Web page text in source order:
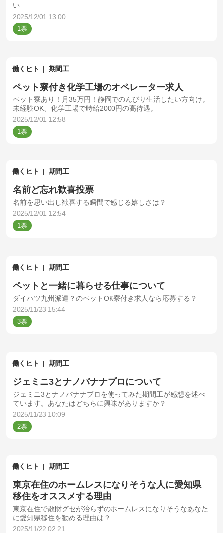
い
2025/12/01 13:00
1
働くヒト 期間工
ペット寮付き化学工場のオペレーター求人
ペット寮あり！月35万円！静岡でのんびり生活したい方向け。
未経験OK、化学工場で時給2000円の高待遇。
2025/12/01 12:58
1
働くヒト 期間工
名前ど忘れ歓喜投票
名前を思い出し歓喜する瞬間で感じる嬉しさは？
2025/12/01 12:54
1
働くヒト 期間工
ペットと一緒に暮らせる仕事について
ダイハツ九州派遣？のペットOK寮付き求人なら応募する？
2025/11/23 15:44
3
働くヒト 期間工
ジェミニ3とナノバナナプロについて
ジェミニ3とナノバナナプロを使ってみた期間工が感想を述べ
ています。あなたはどちらに興味がありますか？
2025/11/23 10:09
2
働くヒト 期間工
東京在住のホームレスになりそうな人に愛知県
移住をオススメする理由
東京在住で散財グセが治らずのホームレスになりそうなあなた
に愛知県移住を勧める理由は？
2025/11/22 02:21